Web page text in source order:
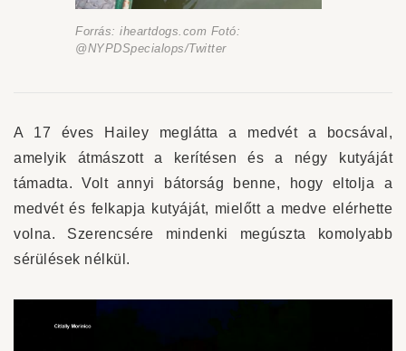
Forrás: iheartdogs.com Fotó:
@NYPDSpecialops/Twitter
A 17 éves Hailey meglátta a medvét a bocsával,
amelyik átmászott a kerítésen és a négy kutyáját
támadta. Volt annyi bátorság benne, hogy eltolja a
medvét és felkapja kutyáját, mielőtt a medve elérhette
volna. Szerencsére mindenki megúszta komolyabb
sérülések nélkül.
Videólejátszó